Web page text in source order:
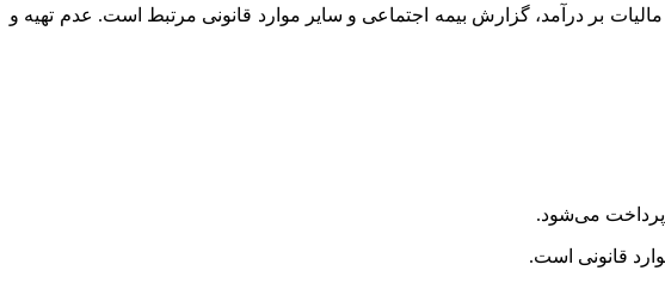
بر درآمد، گزارش بیمه اجتماعی و سایر موارد قانونی مرتبط است. عدم تهیه و
پرداخت می‌شود.
قانونی است.